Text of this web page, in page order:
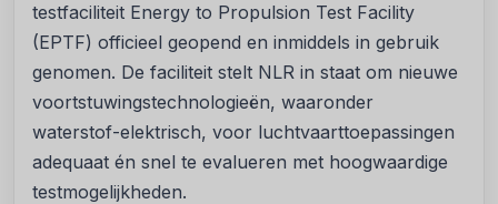
testfaciliteit Energy to Propulsion Test Facility
(EPTF) officieel geopend en inmiddels in gebruik
genomen. De faciliteit stelt NLR in staat om nieuwe
voortstuwingstechnologieën, waaronder
waterstof-elektrisch, voor luchtvaarttoepassingen
adequaat én snel te evalueren met hoogwaardige
testmogelijkheden.